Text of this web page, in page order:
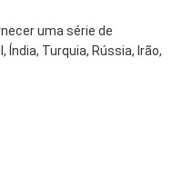
uma série de
Turquia, Rússia, Irão,